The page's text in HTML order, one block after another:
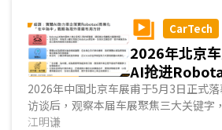
风险。随车厂与科技业者积极推进自驾
成为下一代高端自驾发展的核心技术。...
CarTech
2026年北京
AI抢进
厂深化「在中
2026年中国北京车展甫于5月3日正式
访谈后，观察本届车展聚焦三大关键字
「Robotaxi」、「实体AI」以及「在
江明谦